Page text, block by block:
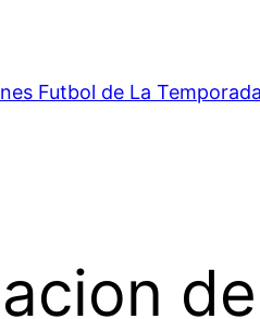
Futbol de La Temporada